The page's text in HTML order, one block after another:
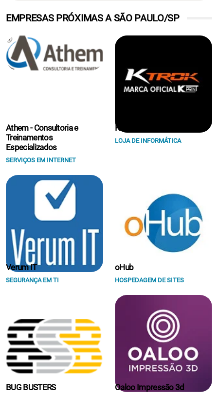
EMPRESAS PRÓXIMAS A SÃO PAULO/SP
Athem - Consultoria e
Treinamentos
Especializados
SERVIÇOS EM INTERNET
K Print Suprimentos Eireli.
LOJA DE INFORMÁTICA
Verum IT
SEGURANÇA EM TI
oHub
HOSPEDAGEM DE SITES
BUG BUSTERS Oaloo Impressão 3d